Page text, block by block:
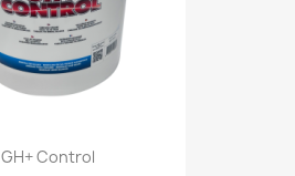
GH+ Control